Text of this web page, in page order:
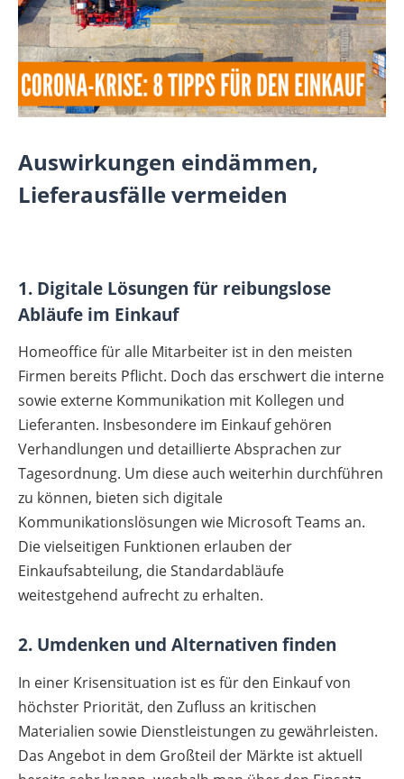
Auswirkungen eindämmen,
Lieferausfälle vermeiden
1. Digitale Lösungen für reibungslose
Abläufe im Einkauf
Homeoffice für alle Mitarbeiter ist in den meisten
Firmen bereits Pflicht. Doch das erschwert die interne
sowie externe Kommunikation mit Kollegen und
Lieferanten. Insbesondere im Einkauf gehören
Verhandlungen und detaillierte Absprachen zur
Tagesordnung. Um diese auch weiterhin durchführen
zu können, bieten sich digitale
Kommunikationslösungen wie Microsoft Teams an.
Die vielseitigen Funktionen erlauben der
Einkaufsabteilung, die Standardabläufe
weitestgehend aufrecht zu erhalten.
2. Umdenken und Alternativen finden
In einer Krisensituation ist es für den Einkauf von
höchster Priorität, den Zufluss an kritischen
Materialien sowie Dienstleistungen zu gewährleisten.
Das Angebot in dem Großteil der Märkte ist aktuell